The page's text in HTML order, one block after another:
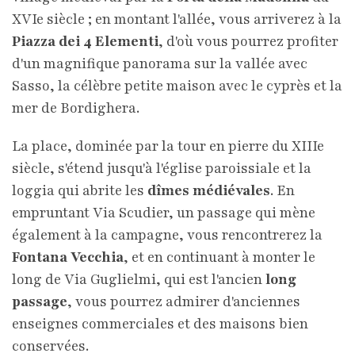
XVIe siècle ; en montant l'allée, vous arriverez à la
Piazza dei 4 Elementi, d'où vous pourrez profiter
d'un magnifique panorama sur la vallée avec
Sasso, la célèbre petite maison avec le cyprès et la
mer de Bordighera.
La place, dominée par la tour en pierre du XIIIe
siècle, s'étend jusqu'à l'église paroissiale et la
loggia qui abrite les dîmes médiévales. En
empruntant Via Scudier, un passage qui mène
également à la campagne, vous rencontrerez la
Fontana Vecchia, et en continuant à monter le
long de Via Guglielmi, qui est l'ancienlong
passage, vous pourrez admirer d'anciennes
enseignes commerciales et des maisons bien
conservées.